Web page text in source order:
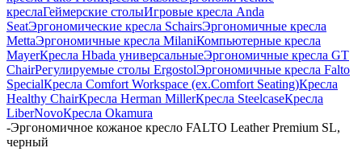
креслаГеймерские столыИгровые кресла Anda
SeatЭргономические кресла SchairsЭргономичные кресла
MettaЭргономичные кресла MilaniКомпьютерные кресла
MayerКресла Hbada универсальныеЭргономичные кресла GT
ChairРегулируемые столы ErgostolЭргономичные кресла Falto
SpecialКресла Comfort Workspace (ex.Comfort Seating)Кресла
Healthy ChairКресла Herman MillerКресла SteelcaseКресла
LiberNovoКресла Okamura
-Эргономичное кожаное кресло FALTO Leather Premium SL,
черный